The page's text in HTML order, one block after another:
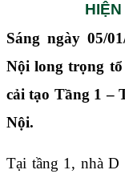
Sáng ngày 05/
Nội long trọng
cải tạo Tầng 1 –
Nội.
Tại tầng 1, nhà